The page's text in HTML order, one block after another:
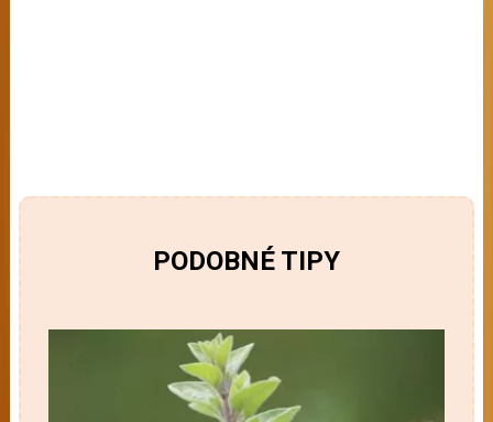
PODOBNÉ TIPY